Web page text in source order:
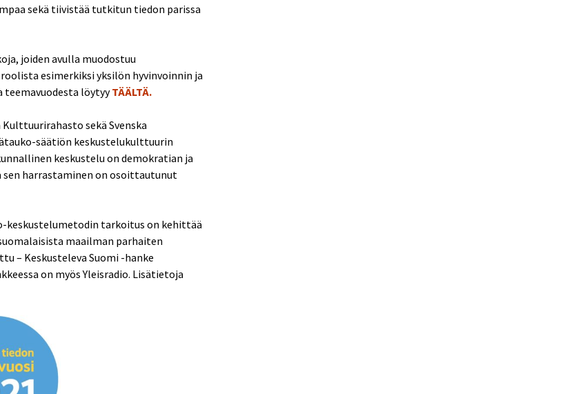
sekä tiivistää tutkitun tiedon parissa
joiden avulla muodostuu
esimerkiksi yksilön hyvinvoinnin ja
löytyyTÄÄLTÄ.
sekä Svenska
säätiön keskustelukulttuurin
keskustelu on demokratian ja
harrastaminen on osoittautunut
keskustelumetodin tarkoitus on kehittää
maailman parhaiten
– Keskusteleva Suomi -hanke
on myös Yleisradio. Lisätietoja